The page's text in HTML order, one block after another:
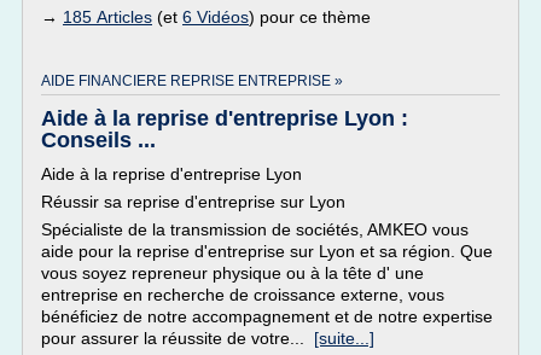
→ 185 Articles (et 6 Vidéos) pour ce thème
AIDE FINANCIERE REPRISE ENTREPRISE »
Aide à la reprise d'entreprise Lyon :
Conseils ...
Aide à la reprise d'entreprise Lyon
Réussir sa reprise d'entreprise sur Lyon
Spécialiste de la transmission de sociétés, AMKEO vous
aide pour la reprise d'entreprise sur Lyon et sa région. Que
vous soyez repreneur physique ou à la tête d' une
entreprise en recherche de croissance externe, vous
bénéficiez de notre accompagnement et de notre expertise
pour assurer la réussite de votre... [suite...]